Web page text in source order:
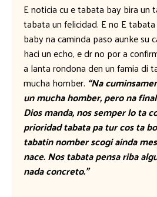
E noticia cu e tabata bay bira un
tabata un felicidad. E no E
baby na caminda paso aunke su
haci un echo, e dr no por a
a lanta rondona den un famia di
mucha homber. “Na
un mucha homber, pero na
Dios manda, nos semper lo ta
prioridad tabata pa tur cos ta
tabatin nomber scogi ainda
nace. Nos tabata pensa riba
nada concreto.”